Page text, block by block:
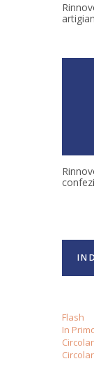
Flash
In